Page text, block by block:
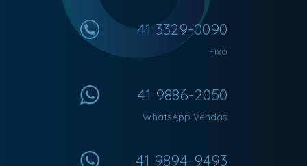
41 3329-0090
Fixo
41 9886-2050
WhatsApp Vendas
41 9894-9493